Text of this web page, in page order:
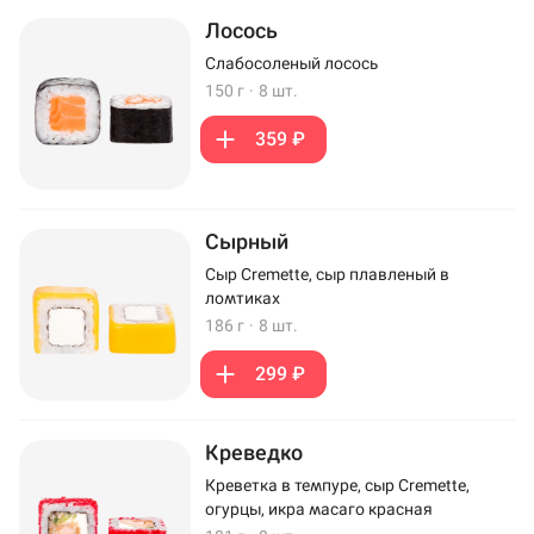
Лосось
Слабосоленый лосось
150 г · 8 шт.
359 ₽
Сырный
Сыр Cremette, сыр плавленый в
ломтиках
186 г · 8 шт.
299 ₽
Креведко
Креветка в темпуре, сыр Cremette,
огурцы, икра масаго красная